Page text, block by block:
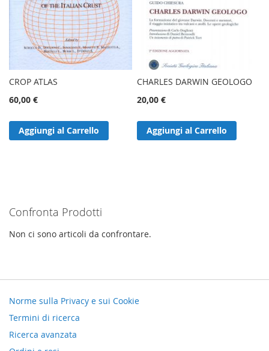
CROP ATLAS
60,00 €
Aggiungi al Carrello
CHARLES DARWIN GEOLOGO
20,00 €
Aggiungi al Carrello
Confronta Prodotti
Non ci sono articoli da confrontare.
Norme sulla Privacy e sui Cookie
Termini di ricerca
Ricerca avanzata